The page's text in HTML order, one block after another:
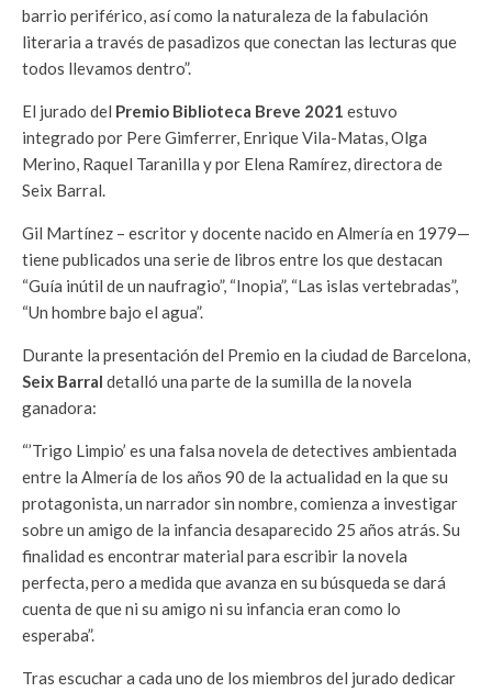
barrio periférico, así como la naturaleza de la fabulación
literaria a través de pasadizos que conectan las lecturas que
todos llevamos dentro”.
El jurado del Premio Biblioteca Breve 2021 estuvo
integrado por Pere Gimferrer, Enrique Vila-Matas, Olga
Merino, Raquel Taranilla y por Elena Ramírez, directora de
Seix Barral.
Gil Martínez – escritor y docente nacido en Almería en 1979—
tiene publicados una serie de libros entre los que destacan
“Guía inútil de un naufragio”, “Inopia”, “Las islas vertebradas”,
“Un hombre bajo el agua”.
Durante la presentación del Premio en la ciudad de Barcelona,
Seix Barral detalló una parte de la sumilla de la novela
ganadora:
“’Trigo Limpio’ es una falsa novela de detectives ambientada
entre la Almería de los años 90 de la actualidad en la que su
protagonista, un narrador sin nombre, comienza a investigar
sobre un amigo de la infancia desaparecido 25 años atrás. Su
finalidad es encontrar material para escribir la novela
perfecta, pero a medida que avanza en su búsqueda se dará
cuenta de que ni su amigo ni su infancia eran como lo
esperaba”.
Tras escuchar a cada uno de los miembros del jurado dedicar